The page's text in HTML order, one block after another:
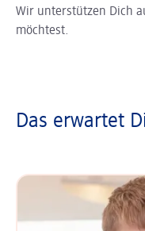
Wir unterstützen Dich
möchtest.
Das erwartet